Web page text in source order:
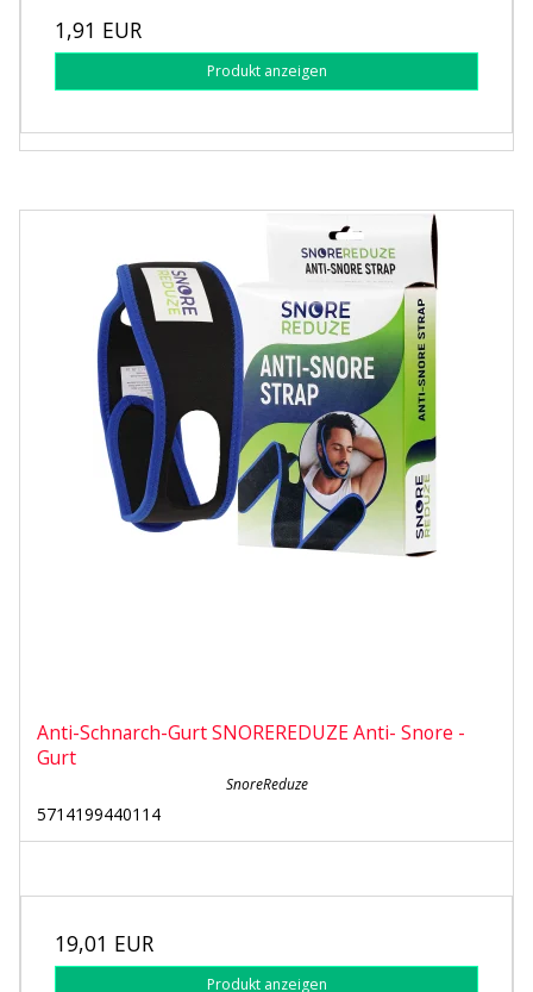
1,91 EUR
Produkt anzeigen
Anti-Schnarch-Gurt SNOREREDUZE Anti- Snore -
Gurt
SnoreReduze
5714199440114
19,01 EUR
Produkt anzeigen